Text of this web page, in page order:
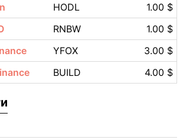
HODL
1.00 $
RNBW
1.00 $
YFOX
3.00 $
BUILD 4.00 $